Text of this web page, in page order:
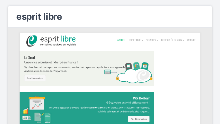
esprit libre